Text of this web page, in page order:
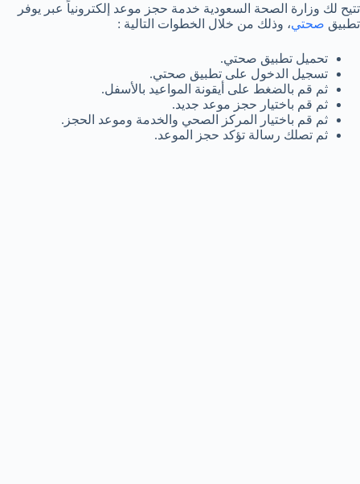
تتيح لك وزارة الصحة السعودية خدمة حجز موعد إلكترونياً عبر يوفر
تطبيق صحتي، وذلك من خلال الخطوات التالية :
تحميل تطبيق صحتي.
تسجيل الدخول على تطبيق صحتي.
ثم قم بالضغط على أيقونة المواعيد بالأسفل.
ثم قم باختيار حجز موعد جديد.
ثم قم باختيار المركز الصحي والخدمة وموعد الحجز.
ثم تصلك رسالة تؤكد حجز الموعد.